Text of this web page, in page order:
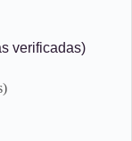
verificadas)